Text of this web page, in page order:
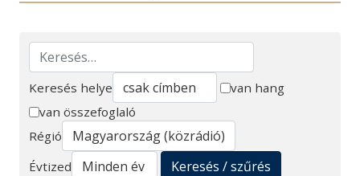
Keresés
Keresés helye
van hang
van összefoglaló
Régió
Évtized
Keresés / szűrés